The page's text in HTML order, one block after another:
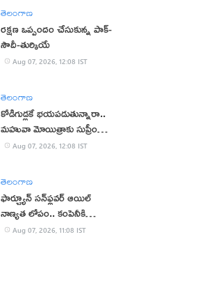
తెలంగాణ
రక్షణ ఒప్పందం చేసుకున్న పాక్‌-
సౌదీ-తుర్కియే
Aug 07, 2026, 12:08 IST
తెలంగాణ
కోడిగుడ్లకే భయపడుతున్నారా..
మహువా మోయిత్రాకు సుప్రీం
చురకలు
Aug 07, 2026, 12:08 IST
తెలంగాణ
ఫార్చ్యూన్ సన్‌ఫ్లవర్ ఆయిల్
నాణ్యత లోపం.. కంపెనీకి
జరిమానా
Aug 07, 2026, 11:08 IST